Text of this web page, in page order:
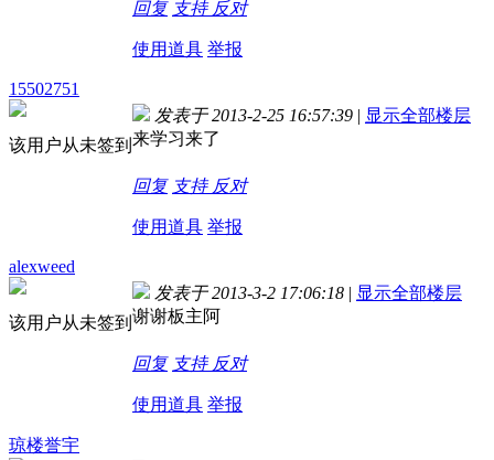
回复 支持 反对
使用道具 举报
15502751
该用户从未签到
发表于 2013-2-25 16:57:39 | 显示全部楼层
来学习来了
回复 支持 反对
使用道具 举报
alexweed
该用户从未签到
发表于 2013-3-2 17:06:18 | 显示全部楼层
谢谢板主阿
回复 支持 反对
使用道具 举报
琼楼誉宇